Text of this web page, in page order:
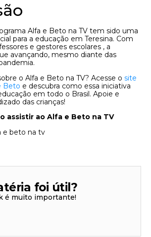
Alfa e Beto na TV tem sido uma
para a educação em Teresina. Com
e gestores escolares , a
avançando, mesmo diante das
o Alfa e Beto na TV? Acesse o site
Beto e descubra como essa iniciativa
em todo o Brasil. Apoie e
das crianças!
assistir ao Alfa e Beto na TV
foi útil?
é muito importante!